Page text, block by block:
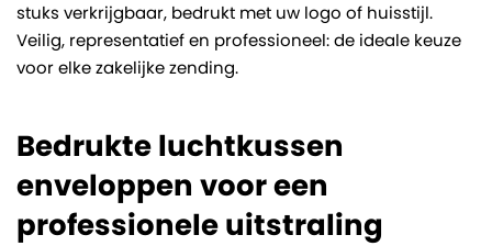
stuks verkrijgbaar, bedrukt met uw logo of huisstijl.
Veilig, representatief en professioneel: de ideale keuze
voor elke zakelijke zending.
Bedrukte luchtkussen
enveloppen voor een
professionele uitstraling